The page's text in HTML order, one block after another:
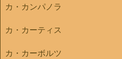
カ・カンパノラ
カ・カーティス
カ・カーボルツ